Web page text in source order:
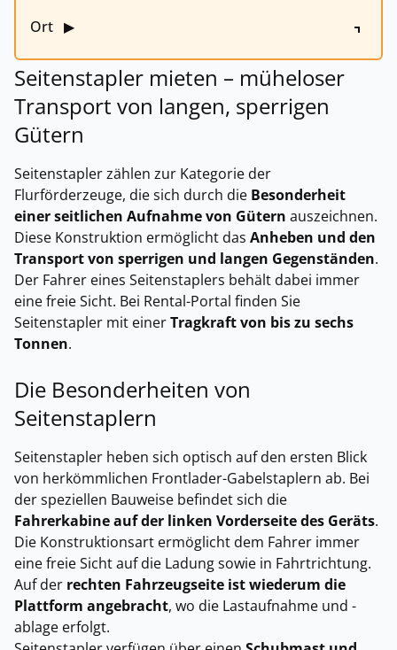
Ort ▶
Seitenstapler mieten – müheloser
Transport von langen, sperrigen
Gütern
Seitenstapler zählen zur Kategorie der
Flurförderzeuge, die sich durch die Besonderheit
einer seitlichen Aufnahme von Gütern auszeichnen.
Diese Konstruktion ermöglicht das Anheben und den
Transport von sperrigen und langen Gegenständen.
Der Fahrer eines Seitenstaplers behält dabei immer
eine freie Sicht. Bei Rental-Portal finden Sie
Seitenstapler mit einerTragkraft von bis zu sechs
Tonnen.
Die Besonderheiten von
Seitenstaplern
Seitenstapler heben sich optisch auf den ersten Blick
von herkömmlichen Frontlader-Gabelstaplern ab. Bei
der speziellen Bauweise befindet sich die
Fahrerkabine auf der linken Vorderseite des Geräts.
Die Konstruktionsart ermöglicht dem Fahrer immer
eine freie Sicht auf die Ladung sowie in Fahrtrichtung.
Auf der rechten Fahrzeugseite ist wiederum die
Plattform angebracht, wo die Lastaufnahme und -
ablage erfolgt.